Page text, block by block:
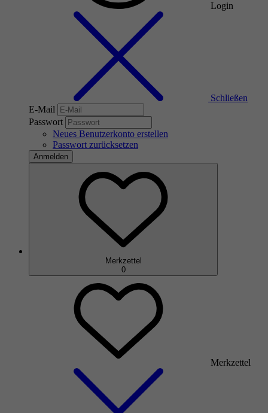
Login
Schließen
E-Mail
Passwort
Neues Benutzerkonto erstellen
Passwort zurücksetzen
Anmelden
Merkzettel
0
Merkzettel